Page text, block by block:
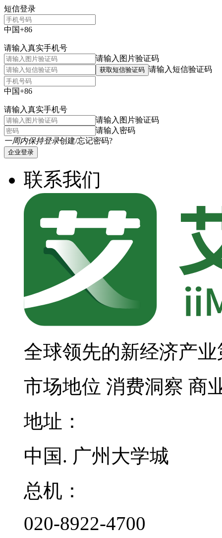
短信登录
中国+86
请输入真实手机号
请输入图片验证码
获取短信验证码 请输入短信验证码
中国+86
请输入真实手机号
请输入图片验证码
请输入密码
一周内保持登录创建/忘记密码?
企业登录
联系我们
全球领先的新经济产
市场地位 消费洞察 商
地址：
中国. 广州大学城
总机：
020-8922-4700